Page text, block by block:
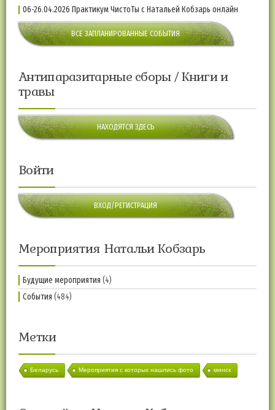
06-26.04.2026 Практикум ЧистоТы с Натальей Кобзарь онлайн
ВСЕ ЗАПЛАНИРОВАННЫЕ СОБЫТИЯ
Антипаразитарные сборы / Книги и
травы
НАХОДЯТСЯ ЗДЕСЬ
Войти
ВХОД/РЕГИСТРАЦИЯ
Мероприятия Натальи Кобзарь
Будущие мероприятия (4)
События (484)
Метки
Беларусь Мероприятия с которых нашлись фото минск